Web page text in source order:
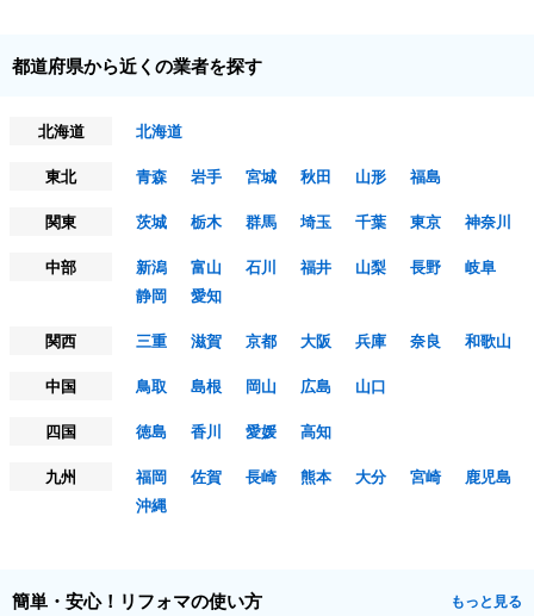
都道府県から近くの業者を探す
北海道
北海道
東北
青森 岩手 宮城 秋田 山形
福島
関東
茨城 栃木 群馬 埼玉 千葉 東京
神奈川
中部
新潟 富山 石川 福井 山梨 長野
岐阜
静岡
愛知
関西
三重 滋賀 京都 大阪 兵庫 奈良
和歌山
中国
鳥取 島根 岡山 広島
山口
四国
徳島 香川 愛媛
高知
九州
福岡 佐賀 長崎 熊本 大分 宮崎
鹿児島
沖縄
簡単・安心！リフォマの使い方 もっと見る